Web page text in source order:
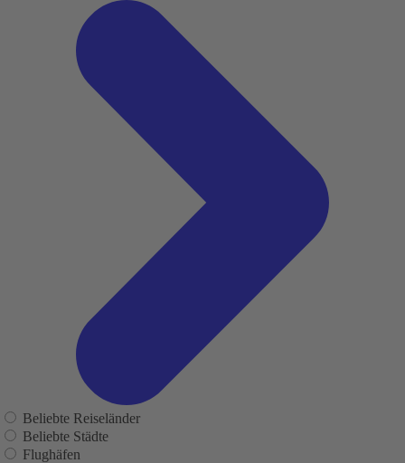
Beliebte Reiseländer
Beliebte Städte
Flughäfen